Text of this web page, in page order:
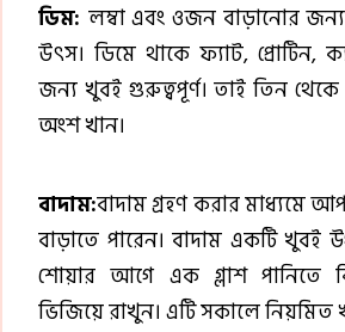
ডিম: লম্বা এবং ওজন বাড়ানোর
উৎস। ডিমে থাকে ফ্যাট, প্রোটিন,
জন্য খুবই গুরুত্বপূর্ণ। তাই তিন থেকে
অংশ খান।
বাদাম:বাদাম গ্রহণ করার মাধ্যমে
বাড়াতে পারেন। বাদাম একটি খুবই
শোয়ার আগে এক গ্লাশ পানিতে
ভিজিয়ে রাখুন। এটি সকালে নিয়মিত